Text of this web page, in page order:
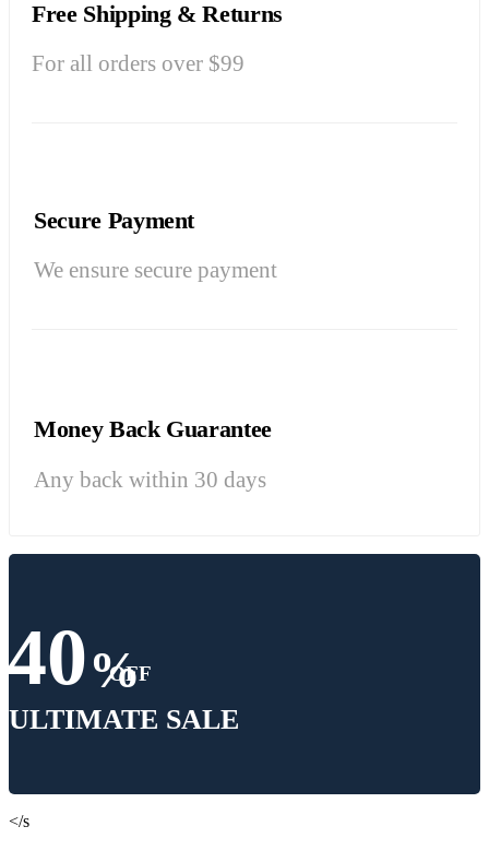
Free Shipping & Returns
For all orders over $99
Secure Payment
We ensure secure payment
Money Back Guarantee
Any back within 30 days
40%
OFF
ULTIMATE SALE
</s